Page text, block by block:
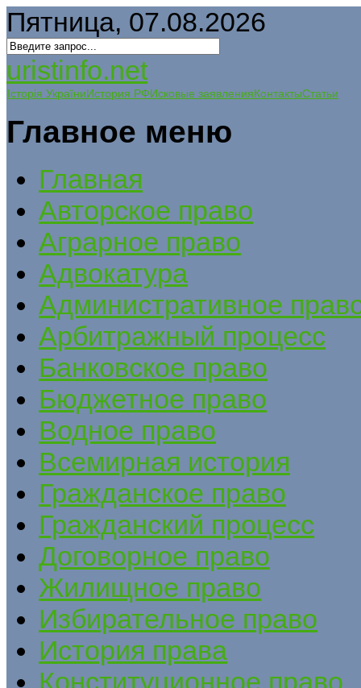
Пятница, 07.08.2026
uristinfo.net
Історія УкраїниИстория РФИсковые заявленияКонтактыСтатьи
Главное меню
Главная
Авторское право
Аграрное право
Адвокатура
Административное
Арбитражный процесс
Банковское право
Бюджетное право
Водное право
Всемирная история
Гражданское право
Гражданский процесс
Договорное право
Жилищное право
Избирательное право
История права
Конституционное право